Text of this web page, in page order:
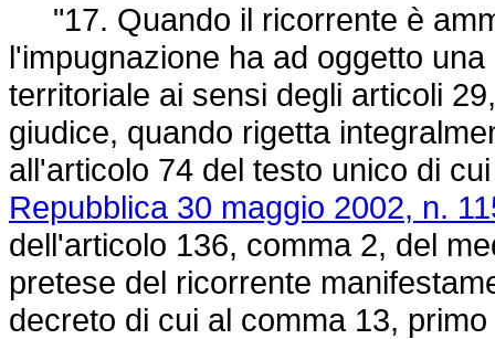
"17. Quando il ricorrente è
l'impugnazione ha ad oggetto
territoriale ai sensi degli articoli
giudice, quando rigetta
all'articolo 74 del testo unico di
Repubblica 30 maggio 2002, n.
dell'articolo 136, comma 2, del
pretese del ricorrente
decreto di cui al comma 13,